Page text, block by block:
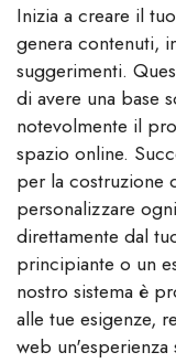
Inizia a creare il
genera contenuti,
suggerimenti.
di avere una base
notevolmente il
spazio online.
per la costruzione
personalizzare
direttamente dal
principiante o un
nostro sistema è
alle tue esigenze,
web